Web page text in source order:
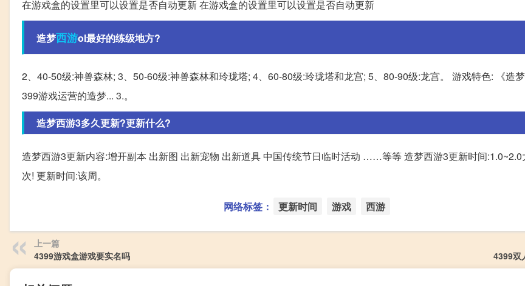
在游戏盒的设置里可以设置是否自动更新 在游戏盒的设置里可以设置是否自动更新
造梦西游ol最好的练级地方?
2、40-50级:神兽森林; 3、50-60级:神兽森林和玲珑塔; 4、60-80级:玲珑塔和龙宫; 5、80-90级:龙宫。 游戏特色: 《造
399游戏运营的造梦... 3.。
造梦西游3多久更新?更新什么?
造梦西游3更新内容:增开副本 出新图 出新宠物 出新道具 中国传统节日临时活动 ……等等 造梦西游3更新时间:1.0~2.0
次! 更新时间:该周。
网络标签： 更新时间 游戏 西游
上一篇
4399游戏盒游戏要实名吗
4399双